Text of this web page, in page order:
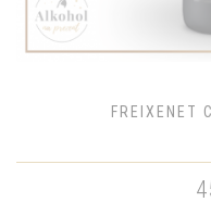
FREIXENET